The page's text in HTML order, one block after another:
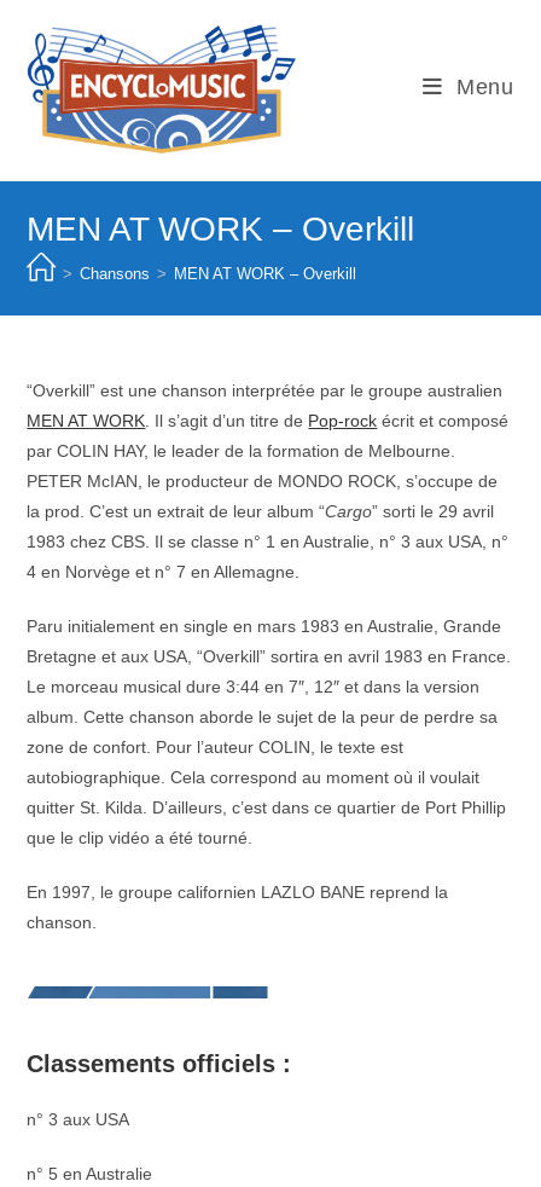
content
Menu
MEN AT WORK – Overkill
> Chansons > MEN AT WORK – Overkill
“Overkill” est une chanson interprétée par le groupe australien
MEN AT WORK . Il s’agit d’un titre de Pop-rock écrit et composé
par COLIN HAY, le leader de la formation de Melbourne.
PETER McIAN, le producteur de MONDO ROCK, s’occupe de
la prod. C’est un extrait de leur album “Cargo” sorti le 29 avril
1983 chez CBS. Il se classe n° 1 en Australie, n° 3 aux USA, n°
4 en Norvège et n° 7 en Allemagne.
Paru initialement en single en mars 1983 en Australie, Grande
Bretagne et aux USA, “Overkill” sortira en avril 1983 en France.
Le morceau musical dure 3:44 en 7″, 12″ et dans la version
album. Cette chanson aborde le sujet de la peur de perdre sa
zone de confort. Pour l’auteur COLIN, le texte est
autobiographique. Cela correspond au moment où il voulait
quitter St. Kilda. D’ailleurs, c’est dans ce quartier de Port Phillip
que le clip vidéo a été tourné.
En 1997, le groupe californien LAZLO BANE reprend la
chanson.
Classements officiels :
n° 3 aux USA
n° 5 en Australie